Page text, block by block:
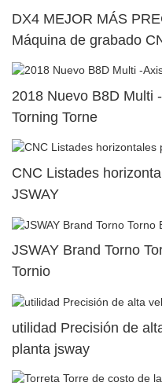
DX4 MEJOR MÁS
Máquina de grabado
2018 Nuevo B8D Multi
Torning Torne
CNC Listades
JSWAY
JSWAY Brand Torno
Tornio
utilidad Precisión de
planta jsway